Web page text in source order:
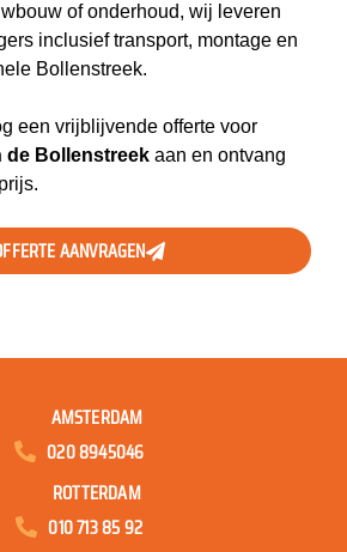
of onderhoud, wij leveren
inclusief transport, montage en
Bollenstreek.
een vrijblijvende offerte voor
de Bollenstreek aan en ontvang
AANVRAGEN
AMSTERDAM
020 8945046
ROTTERDAM
010 713 85 92